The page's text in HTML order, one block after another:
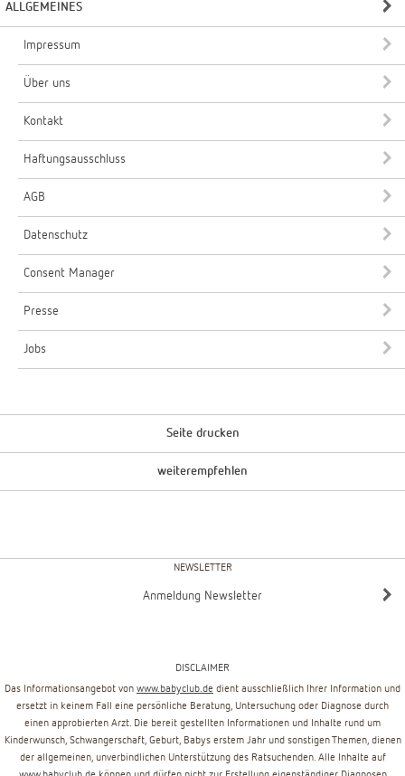
ALLGEMEINES
Impressum
Über uns
Kontakt
Haftungsausschluss
AGB
Datenschutz
Consent Manager
Presse
Jobs
Seite drucken
weiterempfehlen
NEWSLETTER
Anmeldung Newsletter
DISCLAIMER
Das Informationsangebot von www.babyclub.de dient ausschließlich Ihrer Information und
ersetzt in keinem Fall eine persönliche Beratung, Untersuchung oder Diagnose durch
einen approbierten Arzt. Die bereit gestellten Informationen und Inhalte rund um
Kinderwunsch, Schwangerschaft, Geburt, Babys erstem Jahr und sonstigen Themen, dienen
der allgemeinen, unverbindlichen Unterstützung des Ratsuchenden. Alle Inhalte auf